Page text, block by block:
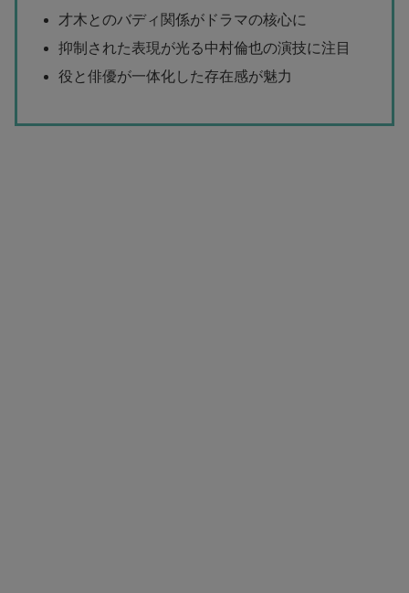
才木とのバディ関係がドラマの核心に
抑制された表現が光る中村倫也の演技に注目
役と俳優が一体化した存在感が魅力